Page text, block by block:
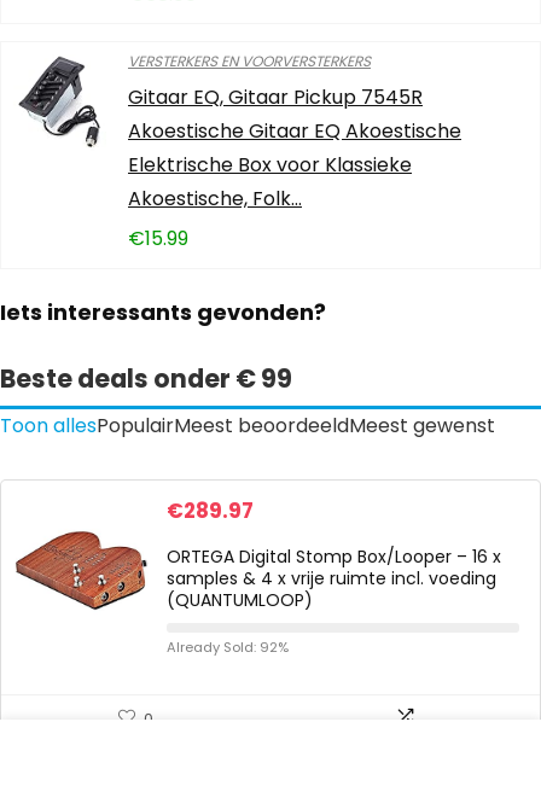
VERSTERKERS EN VOORVERSTERKERS
Gitaar EQ, Gitaar Pickup 7545R
Akoestische Gitaar EQ Akoestische
Elektrische Box voor Klassieke
Akoestische, Folk…
€15.99
Iets interessants gevonden?
Beste deals onder € 99
Toon allesPopulairMeest beoordeeldMeest gewenst
€289.97
ORTEGA Digital Stomp Box/Looper – 16 x
samples & 4 x vrije ruimte incl. voeding
(QUANTUMLOOP)
Already Sold: 92%
0